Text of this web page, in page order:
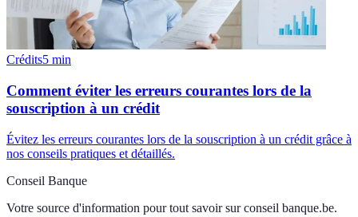
Crédits5 min
Comment éviter les erreurs courantes lors de la
souscription à un crédit
Évitez les erreurs courantes lors de la souscription à un crédit grâce à
nos conseils pratiques et détaillés.
Conseil Banque
Votre source d'information pour tout savoir sur conseil banque.be.